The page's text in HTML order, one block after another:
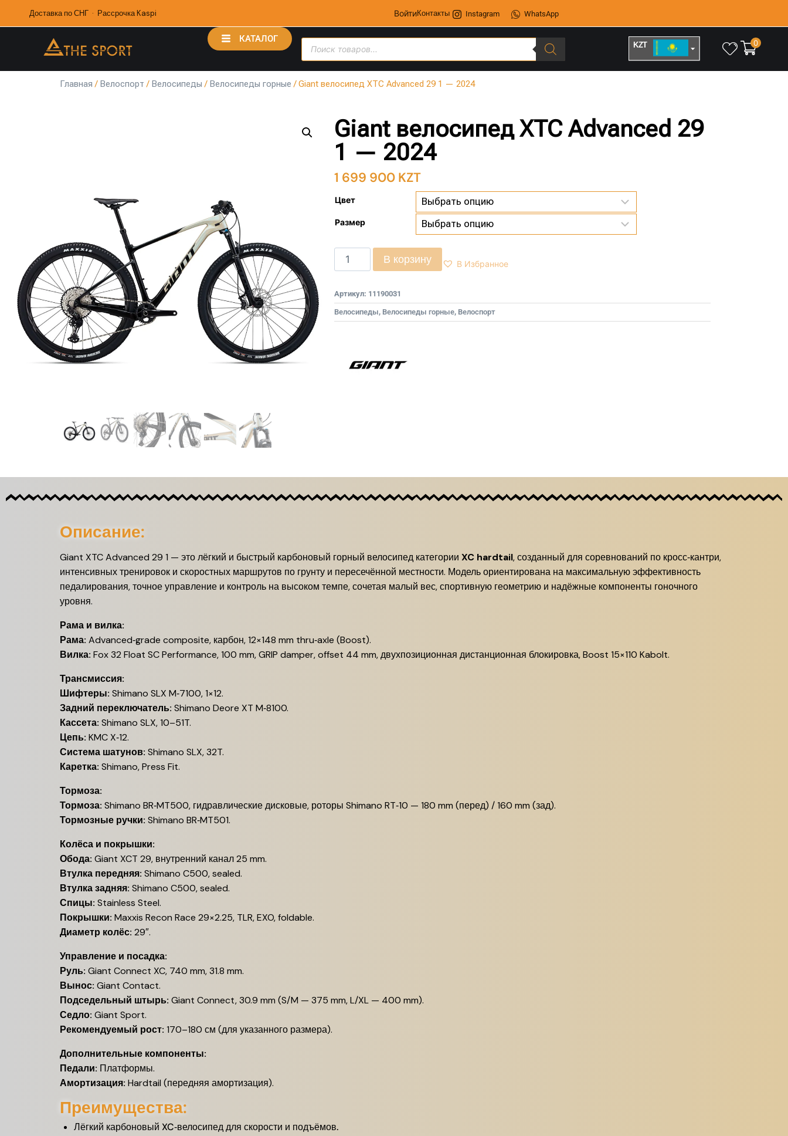
Доставка по СНГ · Рассрочка Kaspi ВойтиКонтакты Instagram WhatsApp
КАТАЛОГ
KZT 0
Главная / Велоспорт / Велосипеды / Велосипеды горные / Giant велосипед XTC Advanced 29 1 — 2024
Giant велосипед XTC Advanced 29
1 — 2024
1 699 900 KZT
Цвет
Размер
В корзину В Избранное
Артикул: 11190031
Велосипеды, Велосипеды горные, Велоспорт
Описание:
Giant XTC Advanced 29 1 — это лёгкий и быстрый карбоновый горный велосипед категории XC hardtail, созданный для соревнований по кросс‑кантри,
интенсивных тренировок и скоростных маршрутов по грунту и пересечённой местности. Модель ориентирована на максимальную эффективность
педалирования, точное управление и контроль на высоком темпе, сочетая малый вес, спортивную геометрию и надёжные компоненты гоночного
уровня.
Рама и вилка:
Рама: Advanced‑grade composite, карбон, 12×148 mm thru‑axle (Boost).
Вилка: Fox 32 Float SC Performance, 100 mm, GRIP damper, offset 44 mm, двухпозиционная дистанционная блокировка, Boost 15×110 Kabolt.
Трансмиссия:
Шифтеры: Shimano SLX M‑7100, 1×12.
Задний переключатель: Shimano Deore XT M‑8100.
Кассета: Shimano SLX, 10–51T.
Цепь: KMC X‑12.
Система шатунов: Shimano SLX, 32T.
Каретка: Shimano, Press Fit.
Тормоза:
Тормоза: Shimano BR‑MT500, гидравлические дисковые, роторы Shimano RT‑10 — 180 mm (перед) / 160 mm (зад).
Тормозные ручки: Shimano BR‑MT501.
Колёса и покрышки:
Обода: Giant XCT 29, внутренний канал 25 mm.
Втулка передняя: Shimano C500, sealed.
Втулка задняя: Shimano C500, sealed.
Спицы: Stainless Steel.
Покрышки: Maxxis Recon Race 29×2.25, TLR, EXO, foldable.
Диаметр колёс: 29″.
Управление и посадка:
Руль: Giant Connect XC, 740 mm, 31.8 mm.
Вынос: Giant Contact.
Подседельный штырь: Giant Connect, 30.9 mm (S/M — 375 mm, L/XL — 400 mm).
Седло: Giant Sport.
Рекомендуемый рост: 170–180 см (для указанного размера).
Дополнительные компоненты:
Педали: Платформы.
Амортизация: Hardtail (передняя амортизация).
Преимущества:
Лёгкий карбоновый XC‑велосипед для скорости и подъёмов.